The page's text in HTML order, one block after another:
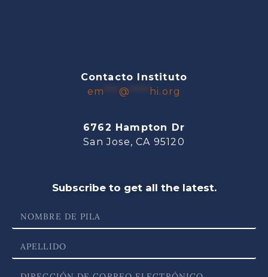
Contacto Instituto
em
@ hi.org
6762 Hampton Dr
San Jose, CA 95120
Subscribe to get all the latest.